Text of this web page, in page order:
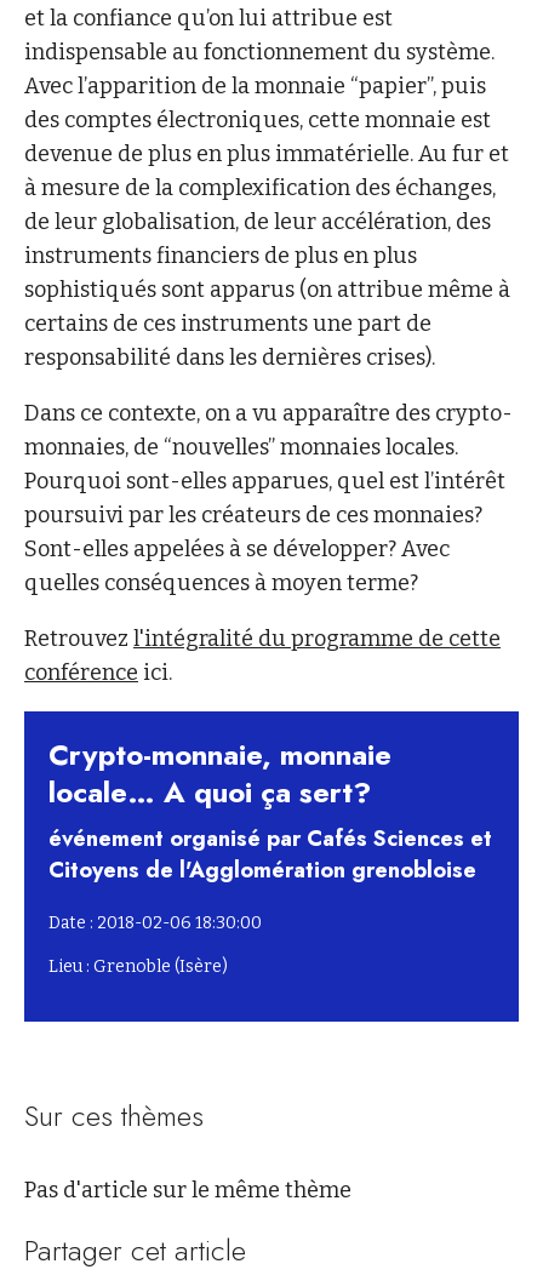
et la confiance qu’on lui attribue est
indispensable au fonctionnement du système.
Avec l’apparition de la monnaie “papier”, puis
des comptes électroniques, cette monnaie est
devenue de plus en plus immatérielle. Au fur et
à mesure de la complexification des échanges,
de leur globalisation, de leur accélération, des
instruments financiers de plus en plus
sophistiqués sont apparus (on attribue même à
certains de ces instruments une part de
responsabilité dans les dernières crises).
Dans ce contexte, on a vu apparaître des crypto-
monnaies, de “nouvelles” monnaies locales.
Pourquoi sont-elles apparues, quel est l’intérêt
poursuivi par les créateurs de ces monnaies?
Sont-elles appelées à se développer? Avec
quelles conséquences à moyen terme?
Retrouvez l'intégralité du programme de cette
conférence ici.
Crypto-monnaie, monnaie
locale… A quoi ça sert?
événement organisé par Cafés Sciences et
Citoyens de l'Agglomération grenobloise
Date : 2018-02-06 18:30:00
Lieu : Grenoble (Isère)
Sur ces thèmes
Pas d'article sur le même thème
Partager cet article